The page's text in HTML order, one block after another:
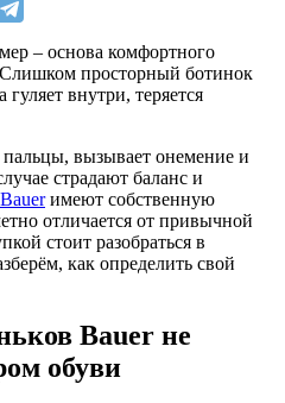
– основа комфортного
просторный ботинок
внутри, теряется
вызывает онемение и
страдают баланс и
имеют собственную
отличается от привычной
стоит разобраться в
как определить свой
Bauer не
обуви